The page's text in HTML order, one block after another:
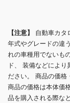
【注意】 自動車カタ
年式やグレードの違
れの車種用でないも
ド、 装備などによ
ださい。 商品の価格
商品の価格は本体価
品を購入される際な